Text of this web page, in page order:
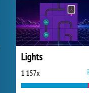
Lights
1 157x